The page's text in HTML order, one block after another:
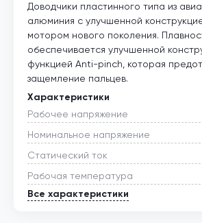
Доводчики пластинного типа из
алюминия с улучшенной
мотором нового поколения.
обеспечивается улучшенной
функцией Anti-pinch, которая
защемление пальцев.
Характеристики
Рабочее напряжение
Номинальное напряжение
Статический ток
Рабочая температура
Все характеристики